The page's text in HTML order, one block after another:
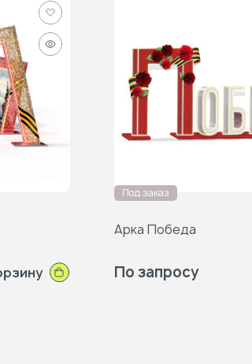
Добавить
в
избранное
Быстрый
просмотр
Под заказ
Арка Победа
По запросу